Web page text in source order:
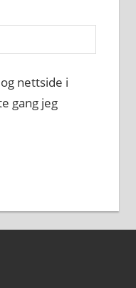
nettside i
gang jeg